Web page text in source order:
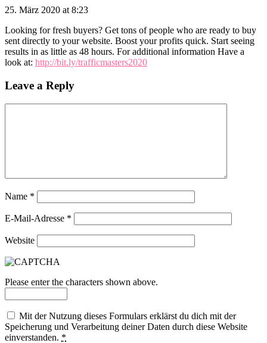
25. März 2020 at 8:23
Looking for fresh buyers? Get tons of people who are ready to buy
sent directly to your website. Boost your profits quick. Start seeing
results in as little as 48 hours. For additional information Have a
look at: http://bit.ly/trafficmasters2020
Leave a Reply
Name *
E-Mail-Adresse *
Website
Please enter the characters shown above.
Mit der Nutzung dieses Formulars erklärst du dich mit der
Speicherung und Verarbeitung deiner Daten durch diese Website
einverstanden. *